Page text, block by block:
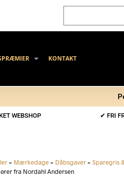
KONTAKT
WEBSHOP ✔ FRI
» Mærkedage » Dåbsgaver »Sparegris
fra Nordahl Andersen